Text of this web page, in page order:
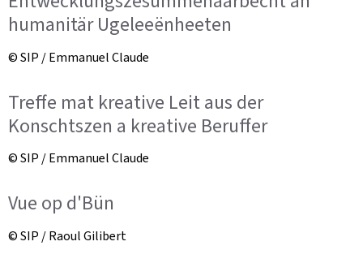
humanitär Ugeleeënheeten
© SIP / Emmanuel Claude
Treffe mat kreative Leit aus der
Konschtszen a kreative Beruffer
© SIP / Emmanuel Claude
Vue op d'Bün
© SIP / Raoul Gilibert